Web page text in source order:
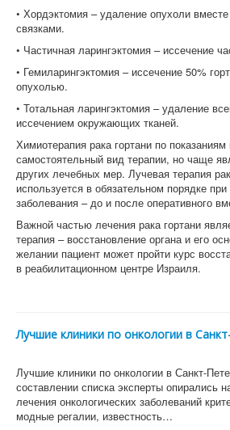
• Хордэктомия – удаление опухоли
связками.
• Частичная ларингэктомия – иссечение
• Гемиларингэктомия – иссечение 50%
опухолью.
• Тотальная ларингэктомия – удаление
иссечением окружающих тканей.
Химиотерапия рака гортани по
самостоятельный вид терапии, но чаще
других лечебных мер. Лучевая терапия
используется в обязательном порядке
заболевания – до и после оперативного
Важной частью лечения рака гортани
терапия – восстановление органа и его
желании пациент может пройти курс
в реабилитационном центре Израиля.
Лучшие клиники по онкологии в
Лучшие клиники по онкологии в Санкт-
составлении списка эксперты опирались
лечения онкологических заболеваний
модные регалии, известность…